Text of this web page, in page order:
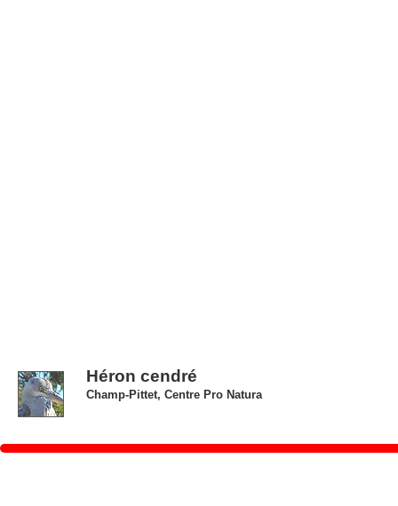
Héron cendré
Champ-Pittet, Centre Pro Natura